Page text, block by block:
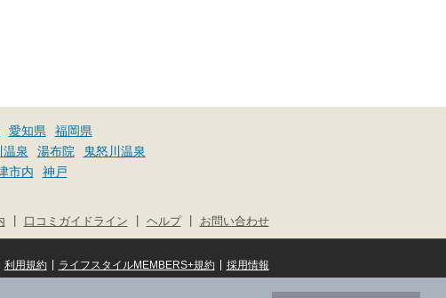
愛知県
福岡県
温泉 湯布院
鬼怒川温泉
市内
神戸
お問い合わせ
ヘルプ
口コミガイドライン
採用情報
|
ライフスタイルMEMBERS+規約
|
利用規約
© NIFTY Lifestyle Co., Ltd.